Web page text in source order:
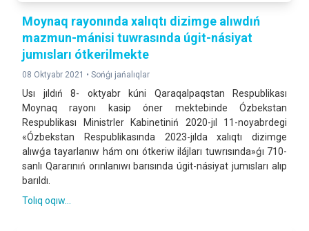
Moynaq rayonında xalıqtı dizimge alıwdıń
mazmun-mánisi tuwrasında úgit-násiyat
jumısları ótkerilmekte
08 Oktyabr 2021 • Sońǵı jańalıqlar
Usı jıldıń 8- oktyabr kúni Qaraqalpaqstan Respublikası
Moynaq rayonı kasip óner mektebinde Ózbekstan
Respublikası Ministrler Kabinetiniń 2020-jıl 11-noyabrdegi
«Ózbekstan Respublikasında 2023-jılda xalıqtı dizimge
alıwǵa tayarlanıw hám onı ótkeriw ilájları tuwrısında»ǵı 710-
sanlı Qararınıń orınlanıwı barısında úgit-násiyat jumısları alıp
barıldı.
Tolıq oqıw...